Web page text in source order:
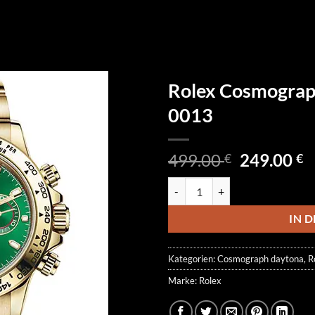
Rolex
0013
499.00€
499.00 €
249.00€
IN
Kategorien:Cosmograph daytona,
Marke: Rolex